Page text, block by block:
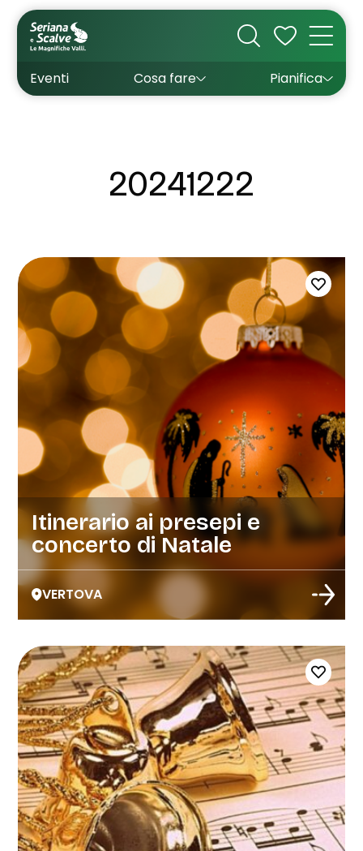
Eventi Cosa fare
Cultura
Outdoor
Pianifica
Dove dormire
Come arrivare
Come muoversi
Wishlist
20241222
Itinerario ai presepi e
concerto di Natale
VERTOVA